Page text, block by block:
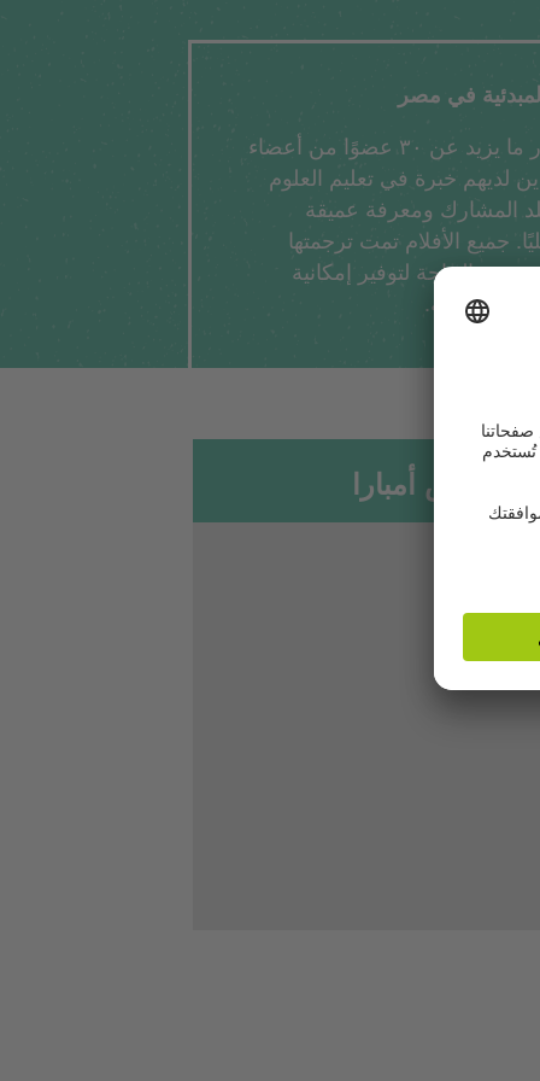
في مصر
يشارك في عملية الاختيار ما يزيد عن ٣٠ عضوًا من أعضاء
لديهم خبرة في تعليم العلوم
المشارك ومعرفة عميقة
جميع الأفلام تمت ترجمتها
حسب الحاجة لتوفير إمكانية
لغوية.
فورش أمبارا